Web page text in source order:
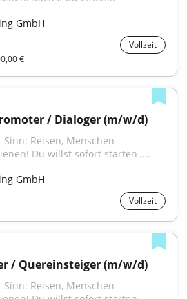
GmbH
Vollzeit
€
/ Dialoger (m/w/d)
Reisen, Menschen
Du willst sofort starten ,...
GmbH
Vollzeit
/ Quereinsteiger (m/w/d)
Reisen, Menschen